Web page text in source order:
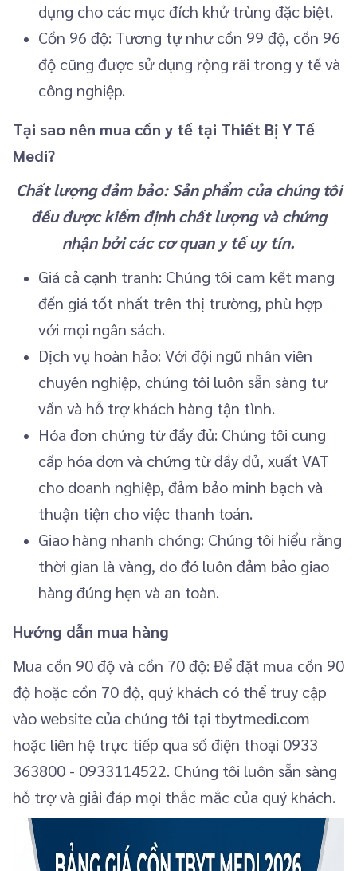
dụng cho các mục đích khử trùng đặc biệt.
Cồn 96 độ: Tương tự như cồn 99 độ, cồn 96
độ cũng được sử dụng rộng rãi trong y tế và
công nghiệp.
Tại sao nên mua cồn y tế tại Thiết Bị Y Tế
Medi?
Chất lượng đảm bảo: Sản phẩm của chúng tôi
đều được kiểm định chất lượng và chứng
nhận bởi các cơ quan y tế uy tín.
Giá cả cạnh tranh: Chúng tôi cam kết mang
đến giá tốt nhất trên thị trường, phù hợp
với mọi ngân sách.
Dịch vụ hoàn hảo: Với đội ngũ nhân viên
chuyên nghiệp, chúng tôi luôn sẵn sàng tư
vấn và hỗ trợ khách hàng tận tình.
Hóa đơn chứng từ đầy đủ: Chúng tôi cung
cấp hóa đơn và chứng từ đầy đủ, xuất VAT
cho doanh nghiệp, đảm bảo minh bạch và
thuận tiện cho việc thanh toán.
Giao hàng nhanh chóng: Chúng tôi hiểu rằng
thời gian là vàng, do đó luôn đảm bảo giao
hàng đúng hẹn và an toàn.
Hướng dẫn mua hàng
Mua cồn 90 độ và cồn 70 độ: Để đặt mua cồn 90
độ hoặc cồn 70 độ, quý khách có thể truy cập
vào website của chúng tôi tại tbytmedi.com
hoặc liên hệ trực tiếp qua số điện thoại 0933
363800 - 0933114522. Chúng tôi luôn sẵn sàng
hỗ trợ và giải đáp mọi thắc mắc của quý khách.